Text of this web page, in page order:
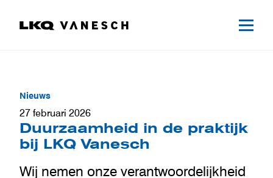
Nieuws
27 februari 2026
Duurzaamheid in de praktijk
bij LKQ Vanesch
Wij nemen onze verantwoordelijkheid